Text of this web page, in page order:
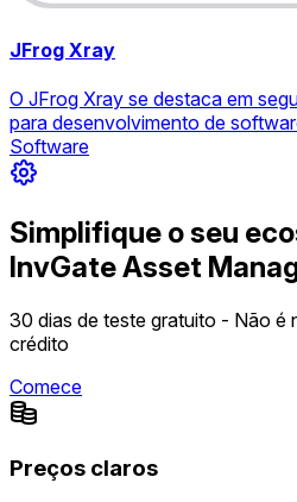
JFrog Xray
O JFrog Xray se destaca em
para desenvolvimento de
Software
Simplifique o seu
InvGate Asset
30 dias de teste gratuito - Não é
crédito
Comece
Preços claros